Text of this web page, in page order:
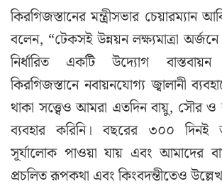
কিরগিজস্তানের মন্ত্রীসভার চেয়ারম্যান
বলেন, “টেকসই উন্নয়ন লক্ষ্যমাত্রা
নির্ধারিত একটি উদ্যোগ
কিরগিজস্তানে নবায়নযোগ্য জ্বালানী
থাকা সত্ত্বেও আমরা এতদিন বায়ু, সৌর ও
ব্যবহার করিনি। বছরের ৩০০ দিনই
সূর্যালোক পাওয়া যায় এবং আমাদের
প্রচলিত রূপকথা এবং কিংবদন্তীতেও